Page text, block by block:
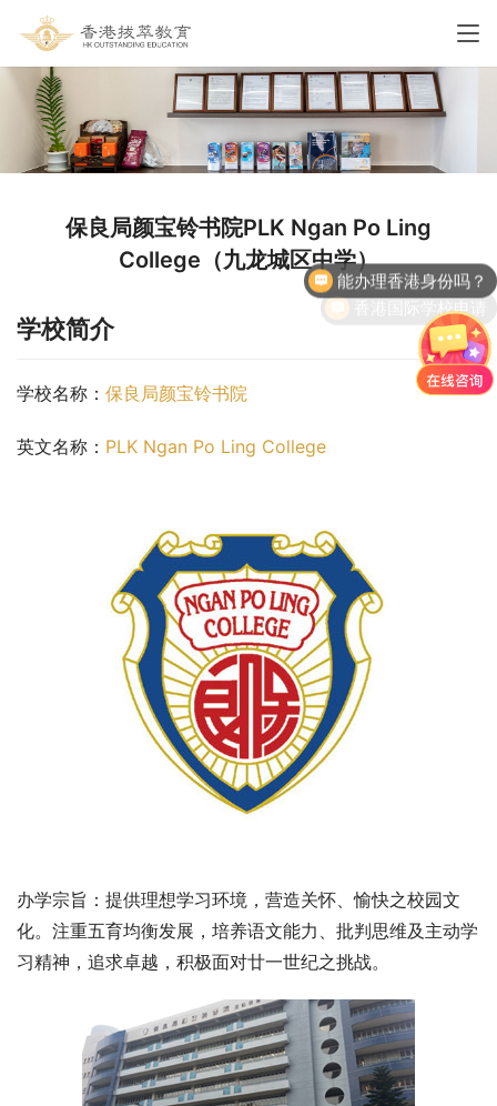
保良局颜宝铃书院PLK Ngan Po Ling
College（九龙城区中学）
学校简介
学校名称： 保良局颜宝铃书院
英文名称： PLK Ngan Po Ling College
办学宗旨：提供理想学习环境，营造关怀、愉快之校园文
化。注重五育均衡发展，培养语文能力、批判思维及主动学
习精神，追求卓越，积极面对廿一世纪之挑战。
能办理香港身份吗？
香港国际学校申请